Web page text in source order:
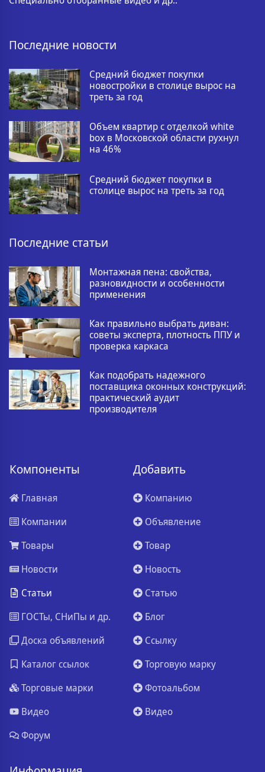
Последние новости
Средний бюджет покупки
новостройки в столице вырос на
треть за год
Объем квартир с отделкой white
box в Московской области рухнул
на 46%
Средний бюджет покупки в
столице вырос на треть за год
Последние статьи
Монтажная пена: свойства,
разновидности и особенности
применения
Как правильно выбрать диван:
советы эксперта, плотность ППУ и
проверка каркаса
Как подобрать надежного
поставщика оконных конструкций:
практический аудит
производителя
Компоненты
Главная
Компании
Товары
Новости
Статьи
ГОСТы, СНиПы и др.
Доска объявлений
Каталог ссылок
Торговые марки
Видео
Форум
Добавить
Компанию
Объявление
Товар
Новость
Статью
Блог
Ссылку
Торговую марку
Фотоальбом
Видео